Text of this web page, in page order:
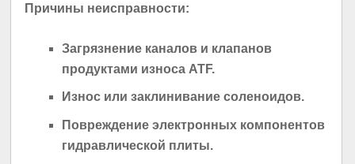
Причины неисправности:
Загрязнение каналов и клапанов
продуктами износа ATF.
Износ или заклинивание соленоидов.
Повреждение электронных компонентов
гидравлической плиты.